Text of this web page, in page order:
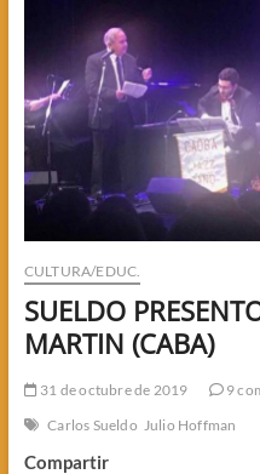
CULTURA/EDUC.
SUELDO
MARTIN (CABA)
31 de octubre de 2019
9
Carlos Sueldo Julio Hoffman
Compartir